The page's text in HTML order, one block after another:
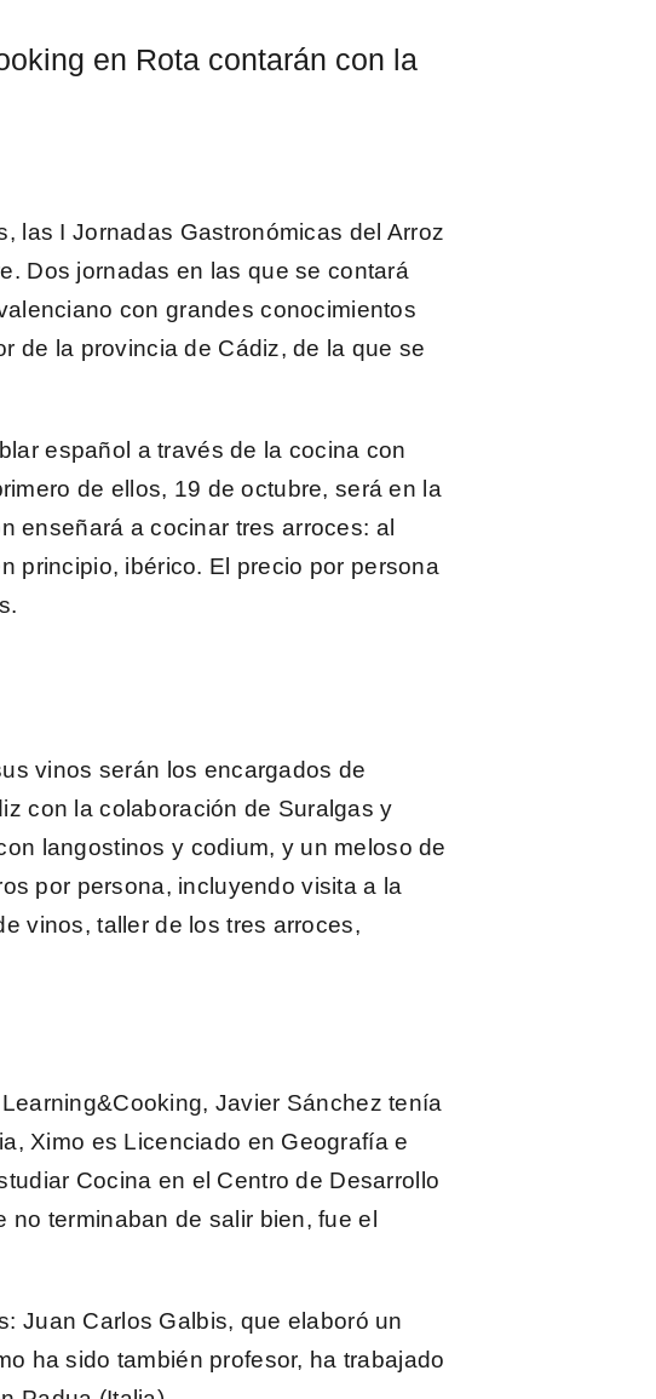
en Rota contarán con la
las I Jornadas Gastronómicas del Arroz
Dos jornadas en las que se contará
con grandes conocimientos
de la provincia de Cádiz, de la que se
español a través de la cocina con
de ellos, 19 de octubre, será en la
enseñará a cocinar tres arroces: al
principio, ibérico. El precio por persona
vinos serán los encargados de
con la colaboración de Suralgas y
langostinos y codium, y un meloso de
por persona, incluyendo visita a la
vinos, taller de los tres arroces,
, Javier Sánchez tenía
Ximo es Licenciado en Geografía e
Cocina en el Centro de Desarrollo
terminaban de salir bien, fue el
Juan Carlos Galbis, que elaboró un
ha sido también profesor, ha trabajado